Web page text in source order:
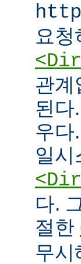
요
관계
된다
우다
일시
다.
절한
무시